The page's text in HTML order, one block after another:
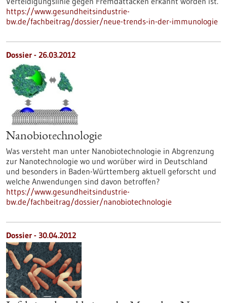
https://www.gesundheitsindustrie-
bw.de/fachbeitrag/dossier/neue-trends-in-der-immunologie
Dossier - 26.03.2012
Nanobiotechnologie
Was versteht man unter Nanobiotechnologie in Abgrenzung
zur Nanotechnologie wo und worüber wird in Deutschland
und besonders in Baden-Württemberg aktuell geforscht und
welche Anwendungen sind davon betroffen?
https://www.gesundheitsindustrie-
bw.de/fachbeitrag/dossier/nanobiotechnologie
Dossier - 30.04.2012